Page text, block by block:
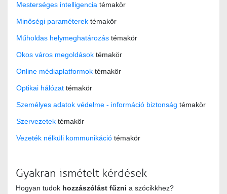
Mesterséges intelligencia témakör
Minőségi paraméterek témakör
Műholdas helymeghatározás témakör
Okos város megoldások témakör
Online médiaplatformok témakör
Optikai hálózat témakör
Személyes adatok védelme - információ biztonság témakör
Szervezetek témakör
Vezeték nélküli kommunikáció témakör
Gyakran ismételt kérdések
Hogyan tudok hozzászólást fűzni a szócikkhez?